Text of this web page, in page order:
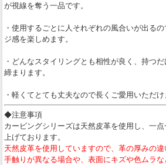
が視線を奪う一品です。
・使用するごとに人それぞれの風合いが出る
ジ感を楽しめます。
・どんなスタイリングとも相性が良く、持つ
締まります。
・軽くてとても丈夫なので長くご愛用いただけ
◆注意事項
カービングシリーズは天然皮革を使用し、一
上げております。
天然皮革を使用していますので、革の厚みの
手触りが異なる場合や、表面にキズや色ムラ